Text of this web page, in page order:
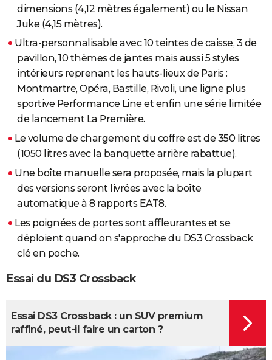
dimensions (4,12 mètres également) ou le Nissan
Juke (4,15 mètres).
Ultra-personnalisable avec 10 teintes de caisse, 3 de
pavillon, 10 thèmes de jantes mais aussi 5 styles
intérieurs reprenant les hauts-lieux de Paris :
Montmartre, Opéra, Bastille, Rivoli, une ligne plus
sportive Performance Line et enfin une série limitée
de lancement La Première.
Le volume de chargement du coffre est de 350 litres
(1050 litres avec la banquette arrière rabattue).
Une boîte manuelle sera proposée, mais la plupart
des versions seront livrées avec la boîte
automatique à 8 rapports EAT8.
Les poignées de portes sont affleurantes et se
déploient quand on s'approche du DS3 Crossback
clé en poche.
Essai du DS3 Crossback
Essai DS3 Crossback : un SUV premium
raffiné, peut-il faire un carton ?